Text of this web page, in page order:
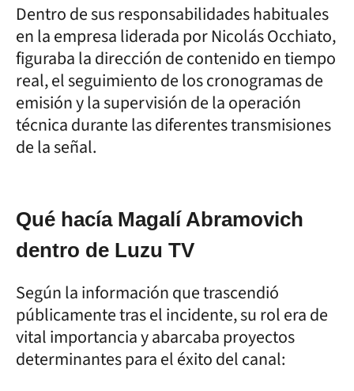
Dentro de sus responsabilidades habituales
en la empresa liderada por Nicolás Occhiato,
figuraba la dirección de contenido en tiempo
real, el seguimiento de los cronogramas de
emisión y la supervisión de la operación
técnica durante las diferentes transmisiones
de la señal.
Qué hacía Magalí Abramovich
dentro de Luzu TV
Según la información que trascendió
públicamente tras el incidente, su rol era de
vital importancia y abarcaba proyectos
determinantes para el éxito del canal: